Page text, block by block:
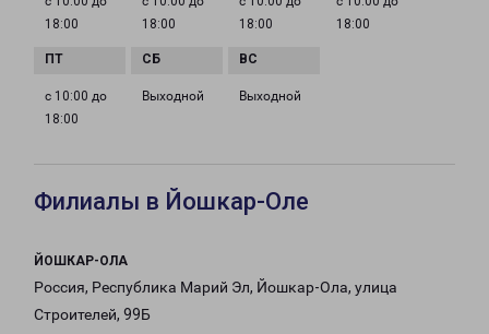
18:00
18:00
18:00
18:00
с 10:00 до
18:00
Выходной Выходной
Филиалы в Йошкар-Оле
ЙОШКАР-ОЛА
Россия, Республика Марий Эл, Йошкар-Ола, улица
Строителей, 99Б